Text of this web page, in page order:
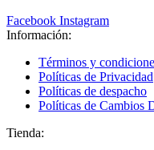
Facebook Instagram
Información:
Términos y
Políticas de Privacidad
Políticas de despacho
Políticas de Cambios
Tienda: